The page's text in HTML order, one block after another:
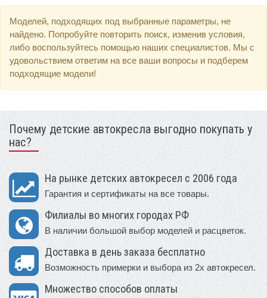
Моделей, подходящих под выбранные параметры, не
найдено. Попробуйте повторить поиск, изменив условия,
либо воспользуйтесь помощью наших специалистов. Мы с
удовольствием ответим на все ваши вопросы и подберем
подходящие модели!
Почему детские автокресла выгодно покупать у
нас?
На рынке детских автокресел с 2006 года
Гарантия и сертификаты на все товары.
Филиалы во многих городах РФ
В наличии большой выбор моделей и расцветок.
Доставка в день заказа бесплатно
Возможность примерки и выбора из 2х автокресел.
Множество способов оплаты